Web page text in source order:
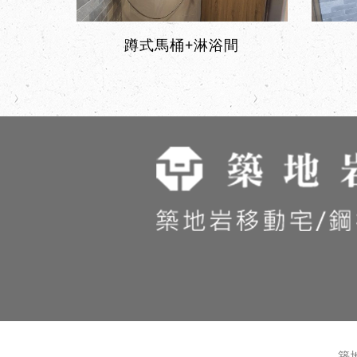
蹲式馬桶+淋浴間